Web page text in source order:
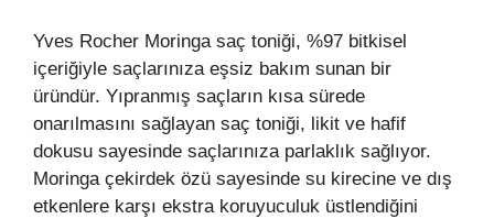
Yves Rocher Moringa saç toniği, %97 bitkisel
içeriğiyle saçlarınıza eşsiz bakım sunan bir
üründür. Yıpranmış saçların kısa sürede
onarılmasını sağlayan saç toniği, likit ve hafif
dokusu sayesinde saçlarınıza parlaklık sağlıyor.
Moringa çekirdek özü sayesinde su kirecine ve dış
etkenlere karşı ekstra koruyuculuk üstlendiğini